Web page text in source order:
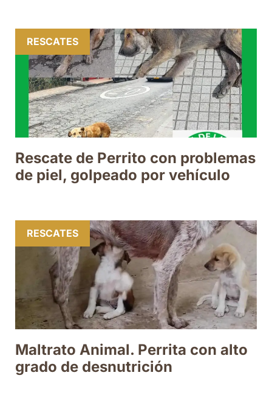
RESCATES
Rescate de Perrito con problemas
de piel, golpeado por vehículo
RESCATES
Maltrato Animal. Perrita con alto
grado de desnutrición